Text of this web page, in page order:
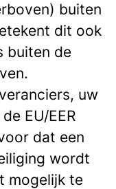
buiten
dit ook
buiten de
uw
EU/EER
dat een
wordt
mogelijk te